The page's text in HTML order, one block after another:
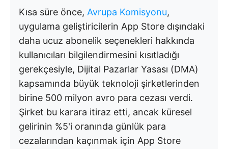
Kısa süre önce, Avrupa Komisyonu,
uygulama geliştiricilerin App Store dışındaki
daha ucuz abonelik seçenekleri hakkında
kullanıcıları bilgilendirmesini kısıtladığı
gerekçesiyle, Dijital Pazarlar Yasası (DMA)
kapsamında büyük teknoloji şirketlerinden
birine 500 milyon avro para cezası verdi.
Şirket bu karara itiraz etti, ancak küresel
gelirinin %5'i oranında günlük para
cezalarından kaçınmak için App Store